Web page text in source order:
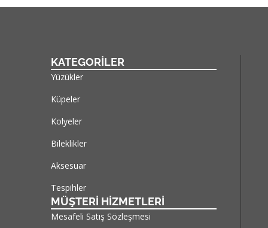
KATEGORİLER
Yüzükler
Küpeler
Kolyeler
Bileklikler
Aksesuar
Tespihler
MÜŞTERİ HİZMETLERİ
Mesafeli Satış Sözleşmesi